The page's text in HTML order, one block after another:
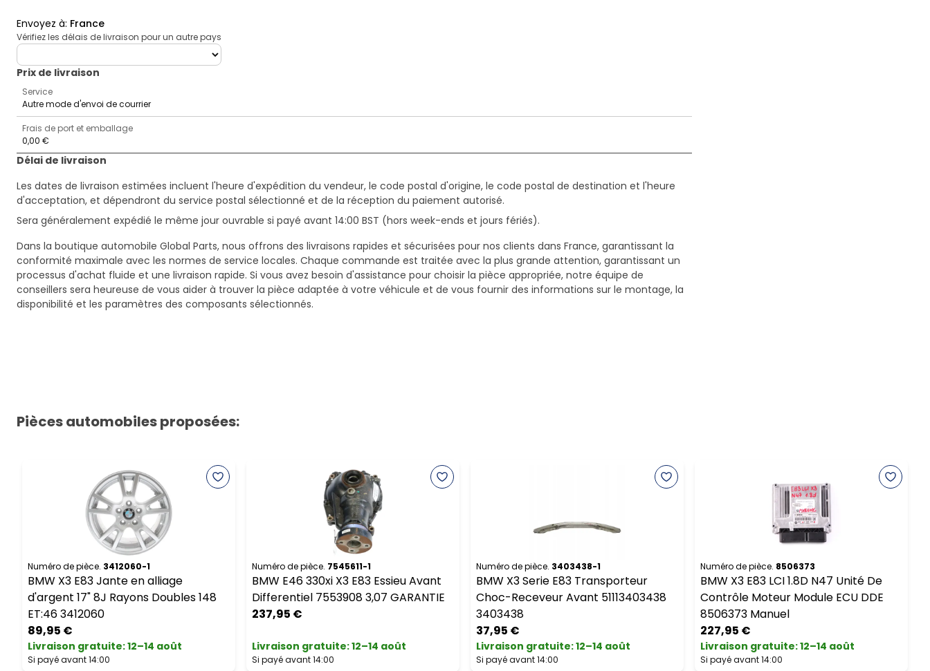
Envoyez à: France
Vérifiez les délais de livraison pour un autre pays
deliveryCountry
Prix ​​de livraison
Service
Autre mode d'envoi de courrier
Frais de port et emballage
0,00 €
Délai de livraison
Les dates de livraison estimées incluent l'heure d'expédition du vendeur, le code postal d'origine, le code postal de destination et l'heure
d'acceptation, et dépendront du service postal sélectionné et de la réception du paiement autorisé.
Sera généralement expédié le même jour ouvrable si payé avant 14:00 BST (hors week-ends et jours fériés).
Dans la boutique automobile Global Parts, nous offrons des livraisons rapides et sécurisées pour nos clients dans France, garantissant la
conformité maximale avec les normes de service locales. Chaque commande est traitée avec la plus grande attention, garantissant un
processus d'achat fluide et une livraison rapide. Si vous avez besoin d'assistance pour choisir la pièce appropriée, notre équipe de
conseillers sera heureuse de vous aider à trouver la pièce adaptée à votre véhicule et de vous fournir des informations sur le montage, la
disponibilité et les paramètres des composants sélectionnés.
Pièces automobiles proposées:
Numéro de pièce. 3412060-1
BMW X3 E83 Jante en alliage
d'argent 17" 8J Rayons Doubles 148
ET:46 3412060
89,95 €
Livraison gratuite:12–14 août
Si payé avant 14:00
Numéro de pièce. 7545611-1
BMW E46 330xi X3 E83 Essieu Avant
Differentiel 7553908 3,07 GARANTIE
237,95 €
Livraison gratuite:12–14 août
Si payé avant 14:00
Numéro de pièce. 3403438-1
BMW X3 Serie E83 Transporteur
Choc-Receveur Avant 51113403438
3403438
37,95 €
Livraison gratuite:12–14 août
Si payé avant 14:00
Numéro de pièce. 8506373
BMW X3 E83 LCI 1.8D N47 Unité De
Contrôle Moteur Module ECU DDE
8506373 Manuel
227,95 €
Livraison gratuite:12–14 août
Si payé avant 14:00